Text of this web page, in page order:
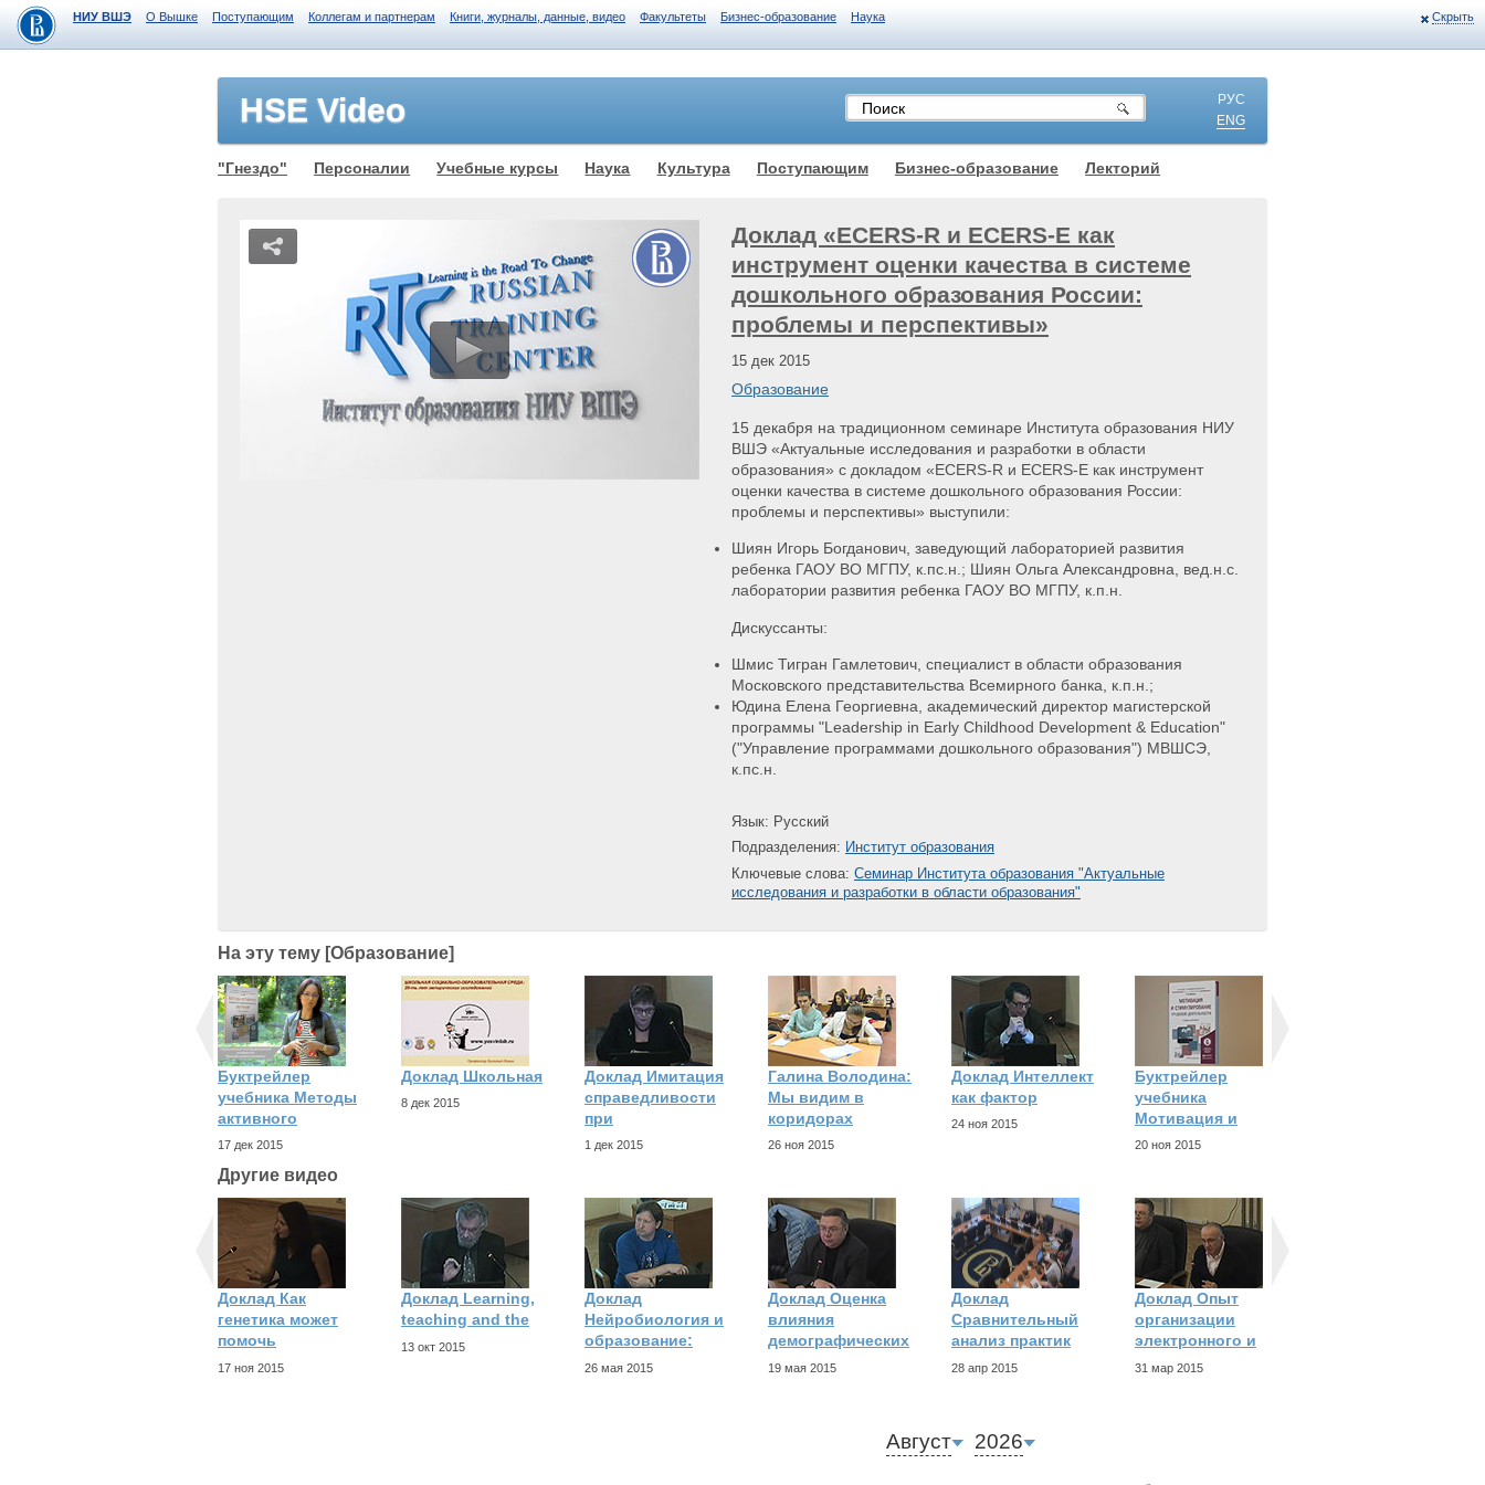
Скрыть
НИУ ВШЭ О Вышке Поступающим Коллегам и партнерам Книги, журналы, данные, видео Факультеты Бизнес-образование Наука
РУС
ENG
HSE Video
"Гнездо" Персоналии Учебные курсы Наука Культура Поступающим Бизнес-образование Лекторий
Доклад «ECERS-R и ECERS-E как
инструмент оценки качества в системе
дошкольного образования России:
проблемы и перспективы»
15 дек 2015
Образование
15 декабря на традиционном семинаре Института образования НИУ
ВШЭ «Актуальные исследования и разработки в области
образования» с докладом «ECERS-R и ECERS-E как инструмент
оценки качества в системе дошкольного образования России:
проблемы и перспективы» выступили:
Шиян Игорь Богданович, заведующий лабораторией развития
ребенка ГАОУ ВО МГПУ, к.пс.н.; Шиян Ольга Александровна, вед.н.с.
лаборатории развития ребенка ГАОУ ВО МГПУ, к.п.н.
Дискуссанты:
Шмис Тигран Гамлетович, специалист в области образования
Московского представительства Всемирного банка, к.п.н.;
Юдина Елена Георгиевна, академический директор магистерской
программы "Leadership in Early Childhood Development & Education"
("Управление программами дошкольного образования") МВШСЭ,
к.пс.н.
Язык: Русский
Подразделения: Институт образования
Ключевые слова: Семинар Института образования "Актуальные
исследования и разработки в области образования"
На эту тему [Образование]
Буктрейлер
учебника Методы
активного
17 дек 2015
Доклад Школьная
8 дек 2015
Доклад Имитация
справедливости
при
1 дек 2015
Галина Володина:
Мы видим в
коридорах
26 ноя 2015
Доклад Интеллект
как фактор
24 ноя 2015
Буктрейлер
учебника
Мотивация и
20 ноя 2015
Другие видео
Доклад Как
генетика может
помочь
17 ноя 2015
Доклад Learning,
teaching and the
13 окт 2015
Доклад
Нейробиология и
образование:
26 мая 2015
Доклад Оценка
влияния
демографических
19 мая 2015
Доклад
Сравнительный
анализ практик
28 апр 2015
Доклад Опыт
организации
электронного и
31 мар 2015
Август 2026